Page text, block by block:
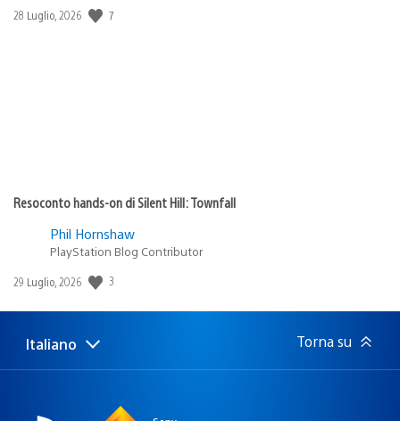
Data
28 Luglio, 2026 7
Resoconto hands-on di Silent Hill: Townfall
Phil Hornshaw
PlayStation Blog Contributor
Data
pubblicazione:
29 Luglio, 2026 3
Seleziona
Regione
Italiano Torna su